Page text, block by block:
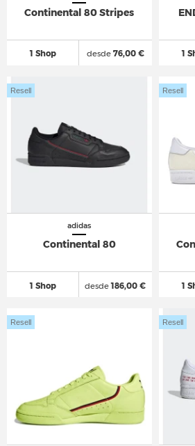
Continental 80 Stripes
1 Shop desde76,00 € 1
adidas
Continental 80
1 Shop
Resell
desde186,00 € 1
Resell
Resell Resell